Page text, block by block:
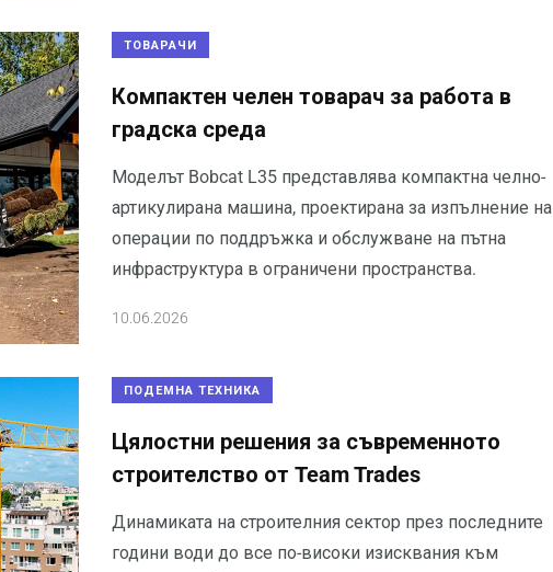
ТОВАРАЧИ
Компактен челен товарач за работа в
градска среда
Моделът Bobcat L35 представлява компактна челно-
артикулирана машина, проектирана за изпълнение на
операции по поддръжка и обслужване на пътна
инфраструктура в ограничени пространства.
10.06.2026
ПОДЕМНА ТЕХНИКА
Цялостни решения за съвременното
строителство от Team Trades
Динамиката на строителния сектор през последните
години води до все по-високи изисквания към